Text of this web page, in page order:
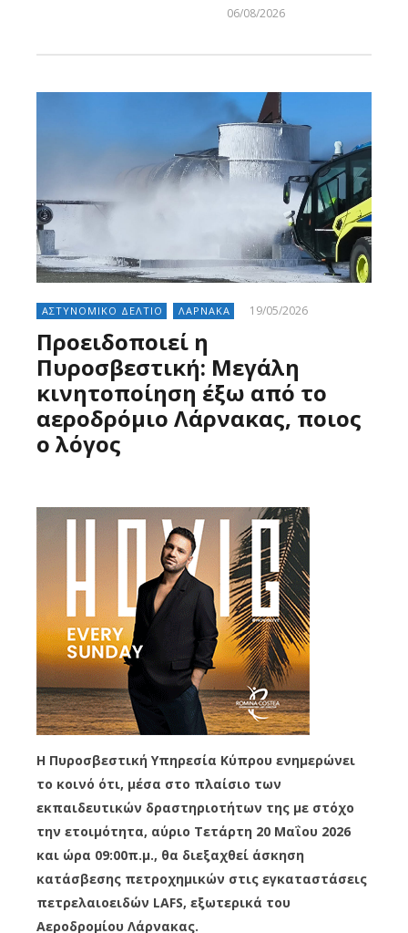
06/08/2026
ΑΣΤΥΝΟΜΙΚΟ ΔΕΛΤΙΟ ΛΑΡΝΑΚΑ 19/05/2026
Προειδοποιεί η
Πυροσβεστική: Μεγάλη
κινητοποίηση έξω από το
αεροδρόμιο Λάρνακας, ποιος
ο λόγος
Η Πυροσβεστική Υπηρεσία Κύπρου ενημερώνει
το κοινό ότι, μέσα στο πλαίσιο των
εκπαιδευτικών δραστηριοτήτων της με στόχο
την ετοιμότητα, αύριο Τετάρτη 20 Μαΐου 2026
και ώρα 09:00π.μ., θα διεξαχθεί άσκηση
κατάσβεσης πετροχημικών στις εγκαταστάσεις
πετρελαιοειδών LAFS, εξωτερικά του
Αεροδρομίου Λάρνακας.